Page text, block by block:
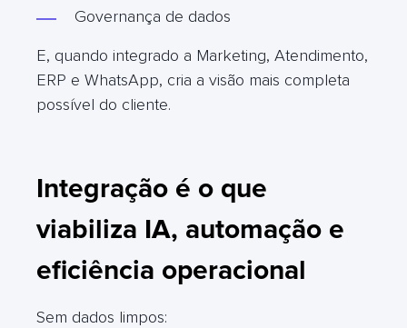
Governança de dados
E, quando integrado a Marketing, Atendimento,
ERP e WhatsApp, cria a visão mais completa
possível do cliente.
Integração é o que
viabiliza IA, automação e
eficiência operacional
Sem dados limpos: